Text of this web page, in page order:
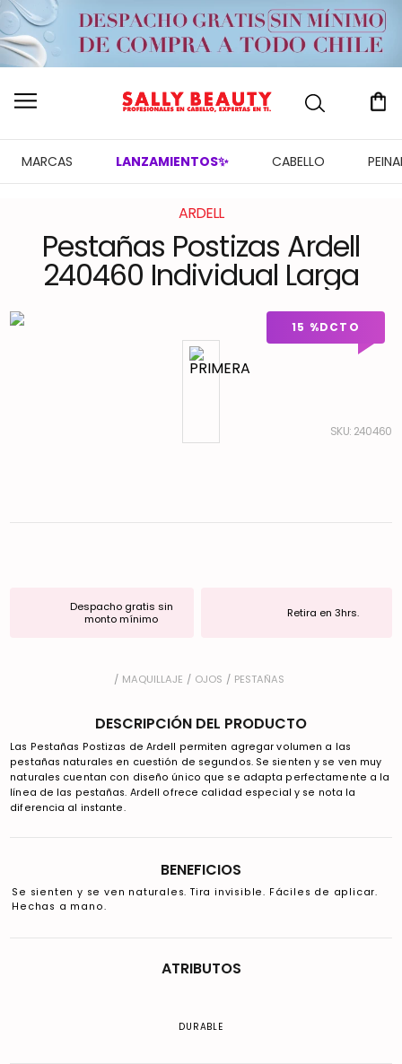
MARCAS LANZAMIENTOS✨ CABELLO
ARDELL
Pestañas Postizas Ardell
240460 Individual Larga
15 %DCTO
: 240460
Despacho gratis sin
monto mínimo
Retira en 3hrs.
MAQUILLAJE OJOS PESTAÑAS
DESCRIPCIÓN DEL PRODUCTO
Las Pestañas Postizas de Ardell permiten agregar volumen a las
pestañas naturales en cuestión de segundos. Se sienten y se ven muy
naturales cuentan con diseño único que se adapta perfectamente a la
línea de las pestañas. Ardell ofrece calidad especial y se nota la
diferencia al instante.
BENEFICIOS
Se sienten y se ven naturales. Tira invisible. Fáciles de aplicar.
Hechas a mano.
ATRIBUTOS
DURABLE